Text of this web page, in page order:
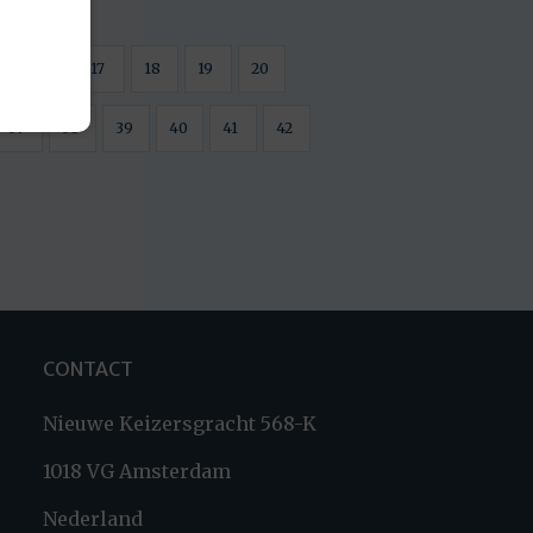
17 18 19 20
39 40 41 42
CONTACT
Nieuwe Keizersgracht 568-K
1018 VG Amsterdam
Nederland